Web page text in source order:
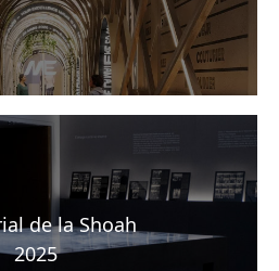
de la Shoah
2025